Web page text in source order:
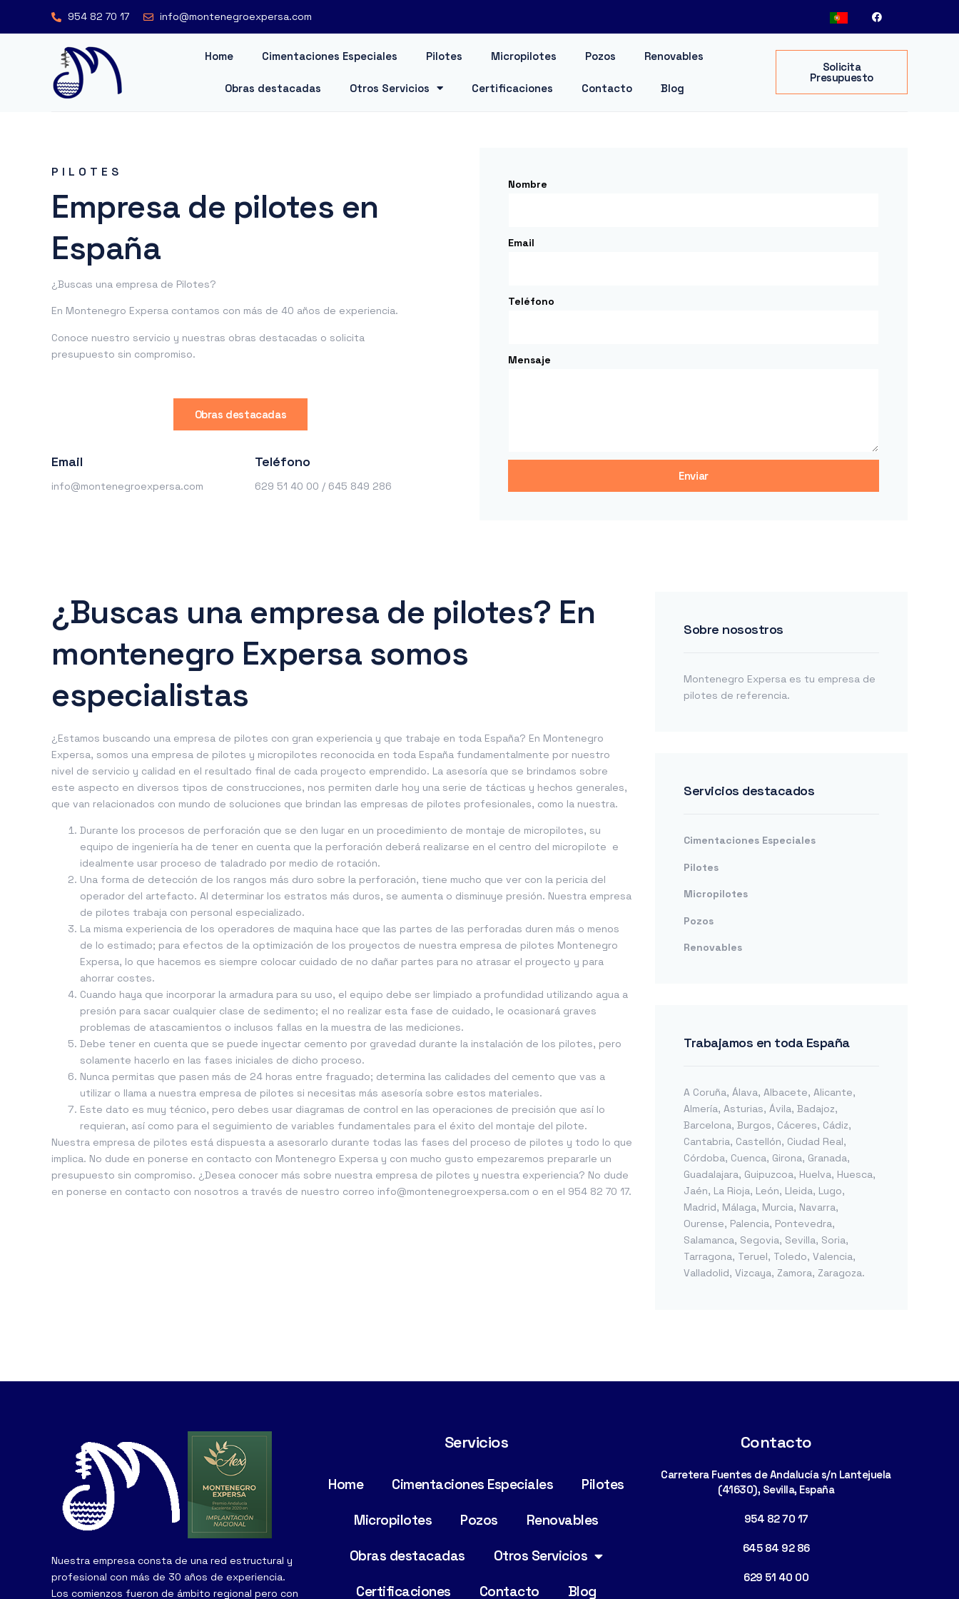
954 82 70 17 info@montenegroexpersa.com
Home Cimentaciones Especiales Pilotes Micropilotes Pozos Renovables
Obras destacadas Otros Servicios Certificaciones Contacto Blog
Solicita
Presupuesto
PILOTES
Empresa de pilotes en
España
¿Buscas una empresa de Pilotes?
En Montenegro Expersa contamos con más de 40 años de experiencia.
Conoce nuestro servicio y nuestras obras destacadas o solicita
presupuesto sin compromiso.
Obras destacadas
Email
info@montenegroexpersa.com
Teléfono
629 51 40 00 / 645 849 286
Nombre
Email
Teléfono
Mensaje
Enviar
¿Buscas una empresa de pilotes? En
montenegro Expersa somos
especialistas
¿Estamos buscando una empresa de pilotes con gran experiencia y que trabaje en toda España? En Montenegro
Expersa, somos una empresa de pilotes y micropilotes reconocida en toda España fundamentalmente por nuestro
nivel de servicio y calidad en el resultado final de cada proyecto emprendido. La asesoría que se brindamos sobre
este aspecto en diversos tipos de construcciones, nos permiten darle hoy una serie de tácticas y hechos generales,
que van relacionados con mundo de soluciones que brindan las empresas de pilotes profesionales, como la nuestra.
Durante los procesos de perforación que se den lugar en un procedimiento de montaje de micropilotes, su
equipo de ingeniería ha de tener en cuenta que la perforación deberá realizarse en el centro del micropilote e
idealmente usar proceso de taladrado por medio de rotación.
Una forma de detección de los rangos más duro sobre la perforación, tiene mucho que ver con la pericia del
operador del artefacto. Al determinar los estratos más duros, se aumenta o disminuye presión. Nuestra empresa
de pilotes trabaja con personal especializado.
La misma experiencia de los operadores de maquina hace que las partes de las perforadas duren más o menos
de lo estimado; para efectos de la optimización de los proyectos de nuestra empresa de pilotes Montenegro
Expersa, lo que hacemos es siempre colocar cuidado de no dañar partes para no atrasar el proyecto y para
ahorrar costes.
Cuando haya que incorporar la armadura para su uso, el equipo debe ser limpiado a profundidad utilizando agua a
presión para sacar cualquier clase de sedimento; el no realizar esta fase de cuidado, le ocasionará graves
problemas de atascamientos o inclusos fallas en la muestra de las mediciones.
Debe tener en cuenta que se puede inyectar cemento por gravedad durante la instalación de los pilotes, pero
solamente hacerlo en las fases iniciales de dicho proceso.
Nunca permitas que pasen más de 24 horas entre fraguado; determina las calidades del cemento que vas a
utilizar o llama a nuestra empresa de pilotes si necesitas más asesoría sobre estos materiales.
Este dato es muy técnico, pero debes usar diagramas de control en las operaciones de precisión que así lo
requieran, así como para el seguimiento de variables fundamentales para el éxito del montaje del pilote.
Nuestra empresa de pilotes está dispuesta a asesorarlo durante todas las fases del proceso de pilotes y todo lo que
implica. No dude en ponerse en contacto con Montenegro Expersa y con mucho gusto empezaremos prepararle un
presupuesto sin compromiso. ¿Desea conocer más sobre nuestra empresa de pilotes y nuestra experiencia? No dude
en ponerse en contacto con nosotros a través de nuestro correo info@montenegroexpersa.com o en el 954 82 70 17.
Sobre nosostros
Montenegro Expersa es tu empresa de
pilotes de referencia.
Servicios destacados
Cimentaciones Especiales
Pilotes
Micropilotes
Pozos
Renovables
Trabajamos en toda España
A Coruña, Álava, Albacete, Alicante,
Almería, Asturias, Ávila, Badajoz,
Barcelona, Burgos, Cáceres, Cádiz,
Cantabria, Castellón, Ciudad Real,
Córdoba, Cuenca, Girona, Granada,
Guadalajara, Guipuzcoa, Huelva, Huesca,
Jaén, La Rioja, León, Lleida, Lugo,
Madrid, Málaga, Murcia, Navarra,
Ourense, Palencia, Pontevedra,
Salamanca, Segovia, Sevilla, Soria,
Tarragona, Teruel, Toledo, Valencia,
Valladolid, Vizcaya, Zamora, Zaragoza.
Nuestra empresa consta de una red estructural y
profesional con más de 30 años de experiencia.
Los comienzos fueron de ámbito regional pero con
Servicios
Home Cimentaciones Especiales
Pilotes
Micropilotes
Pozos
Renovables
Obras destacadas
Otros Servicios
Certificaciones
Contacto Blog
Contacto
Carretera Fuentes de Andalucía s/n Lantejuela
(41630), Sevilla, España
954 82 70 17
645 84 92 86
629 51 40 00